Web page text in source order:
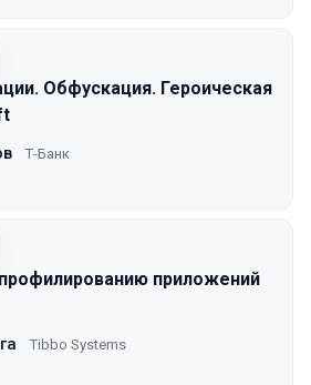
Обфускация. Героическая
Т-Банк
приложений
Tibbo Systems